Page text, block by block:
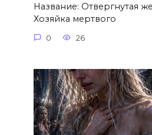
Название: Отвергнутая
Хозяйка мертвого
0 26